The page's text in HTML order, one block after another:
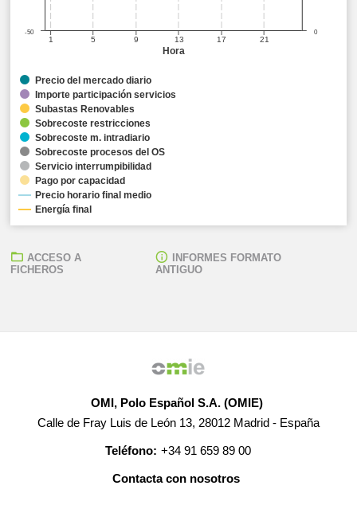
Hora
1 5 9 13 17 21
0
-50
Precio del mercado diario
Importe participación servicios
Subastas Renovables
Sobrecoste restricciones
Sobrecoste m. intradiario
Sobrecoste procesos del OS
Servicio interrumpibilidad
Pago por capacidad
Precio horario final medio
Energía final
ACCESO A
FICHEROS
INFORMES FORMATO
ANTIGUO
OMI, Polo Español S.A. (OMIE)
Calle de Fray Luis de León 13, 28012 Madrid - España
Teléfono: +34 91 659 89 00
Contacta con nosotros